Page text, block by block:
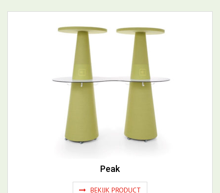
BEKIJK PRODUCT